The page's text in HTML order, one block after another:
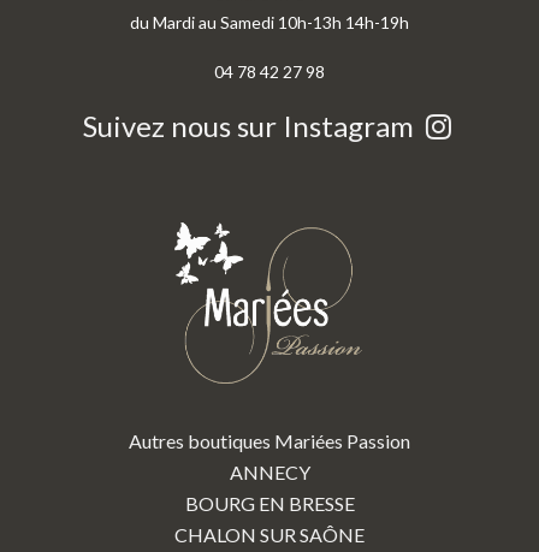
du Mardi au Samedi 10h-13h 14h-19h
04 78 42 27 98
Suivez nous sur Instagram
Autres boutiques Mariées Passion
ANNECY
BOURG EN BRESSE
CHALON SUR SAÔNE